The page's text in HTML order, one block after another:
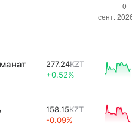
277.24KZT
+0.52%
158.15KZT
-0.09%